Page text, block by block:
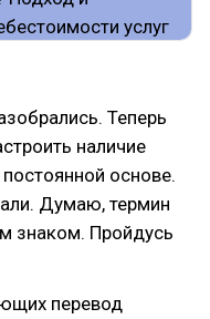
Теперь
наличие
основе.
Думаю, термин
знаком. Пройдусь
перевод